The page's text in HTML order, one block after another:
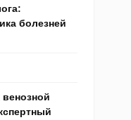
болезней
венозной